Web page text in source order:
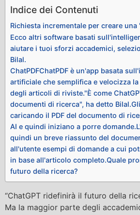
Indice dei Contenuti
Richiesta incrementale per creare
Ecco altri software basati
aiutare i tuoi sforzi accademici,
Bilal.
ChatPDFChatPDF è un'app basata
artificiale che semplifica e velocizza
degli articoli di riviste."È come
documenti di ricerca", ha detto
caricando il PDF del documento di
AI e quindi iniziano a porre
quindi un breve riassunto del
all'utente esempi di domande a cui
in base all'articolo completo.Quale
futuro della ricerca?
“ChatGPT ridefinirà il futuro della
Ma la maggior parte degli